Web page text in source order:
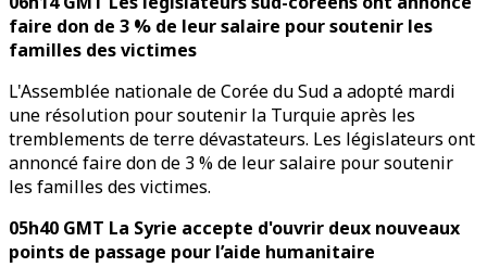
faire don de 3 % de leur salaire pour soutenir les
familles des victimes
L'Assemblée nationale de Corée du Sud a adopté mardi
une résolution pour soutenir la Turquie après les
tremblements de terre dévastateurs. Les législateurs ont
annoncé faire don de 3 % de leur salaire pour soutenir
les familles des victimes.
05h40 GMT La Syrie accepte d'ouvrir deux nouveaux
points de passage pour l’aide humanitaire